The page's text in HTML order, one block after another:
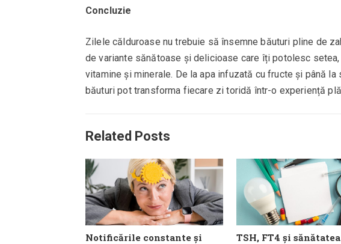
Concluzie
Zilele călduroase nu trebuie să însemne băuturi pline de
de variante sănătoase și delicioase care îți potolesc
vitamine și minerale. De la apa infuzată cu fructe și până
băuturi pot transforma fiecare zi toridă într-o experiență
Related Posts
Notificările constante și
TSH, FT4 și sănătatea